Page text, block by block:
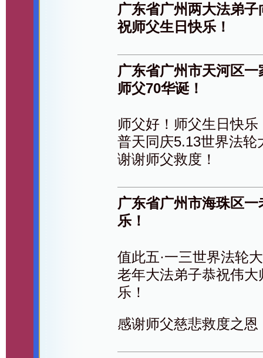
广东省广州两大法弟
祝师父生日快乐！
广东省广州市天河区
师父70华诞！
师父好！师父生日快乐
普天同庆5.13世界法轮
谢谢师父救度！
广东省广州市海珠区
乐！
值此五·一三世界法轮
老年大法弟子恭祝伟
乐！
感谢师父慈悲救度之恩